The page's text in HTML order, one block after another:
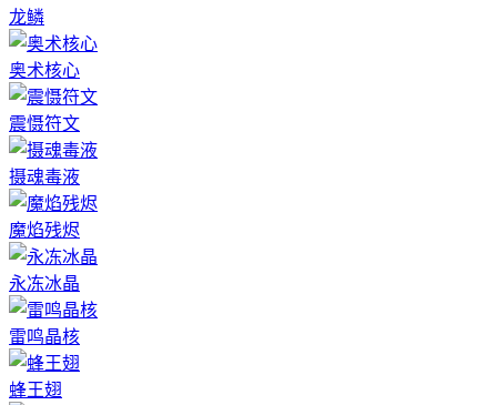
龙鳞
奥术核心
震慑符文
摄魂毒液
魔焰残烬
永冻冰晶
雷鸣晶核
蜂王翅